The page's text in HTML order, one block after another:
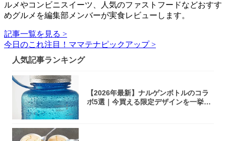
ルメやコンビニスイーツ、人気のファストフードなどおすす
めグルメを編集部メンバーが実食レビューします。
記事一覧を見る >
今日のこれ注目！ママテナピックアップ >
人気記事ランキング
【2026年最新】ナルゲンボトルのコラ
ボ5選｜今買える限定デザインを一挙紹